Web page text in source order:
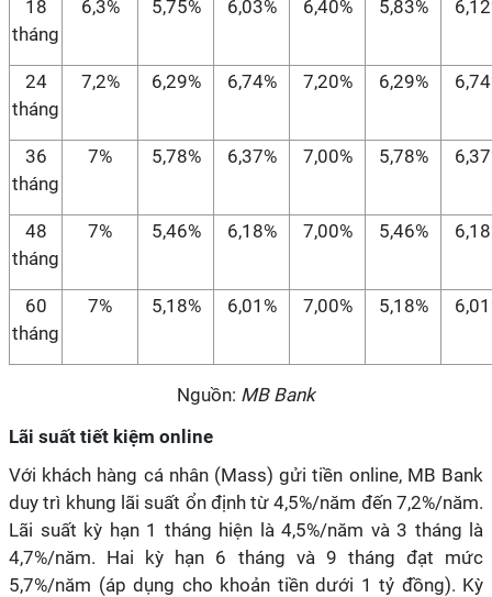
18
tháng
6,3% 5,75% 6,03% 6,40% 5,83%
24
tháng
7,2% 6,29% 6,74% 7,20% 6,29%
36
tháng
7% 5,78% 6,37% 7,00% 5,78%
48
tháng
7% 5,46% 6,18% 7,00% 5,46%
60
tháng
7% 5,18% 6,01% 7,00% 5,18%
Nguồn: MB Bank
Lãi suất tiết kiệm online
Với khách hàng cá nhân (Mass) gửi tiền online, MB Bank
duy trì khung lãi suất ổn định từ 4,5%/năm đến 7,2%/năm.
Lãi suất kỳ hạn 1 tháng hiện là 4,5%/năm và 3 tháng là
4,7%/năm. Hai kỳ hạn 6 tháng và 9 tháng đạt mức
5,7%/năm (áp dụng cho khoản tiền dưới 1 tỷ đồng). Kỳ